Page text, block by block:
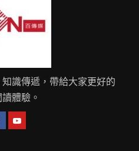
識傳遞，帶給大家更好的
體驗。